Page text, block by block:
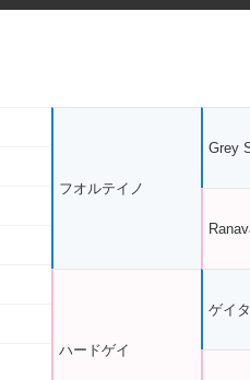
フオルテイノ
ハードゲイ
Grey
ゲイ